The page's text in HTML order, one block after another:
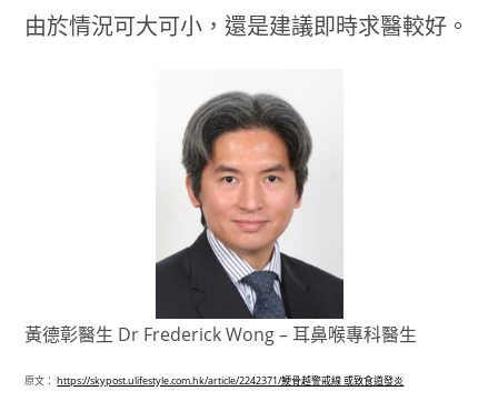
由於情況可大可小，還是建議即時求醫較好。
黃德彰醫生 Dr Frederick Wong – 耳鼻喉專科醫生
原文：https://skypost.ulifestyle.com.hk/article/2242371/鯁骨越警戒線 或致食道發炎